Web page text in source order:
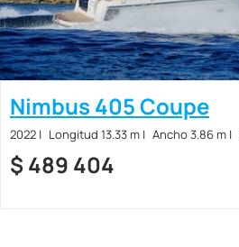
Nimbus 405 Coupe
2022 Longitud 13.33 m Ancho 3.86 m
$ 489 404